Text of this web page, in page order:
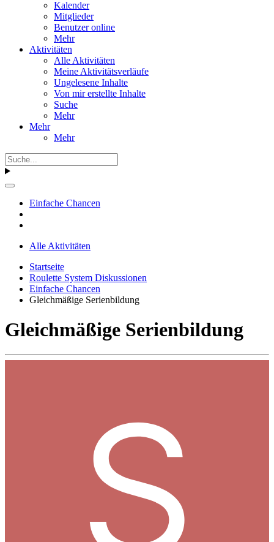
Kalender
Mitglieder
Benutzer online
Mehr
Aktivitäten
Alle Aktivitäten
Meine Aktivitätsverläufe
Ungelesene Inhalte
Von mir erstellte Inhalte
Suche
Mehr
Mehr
Mehr
Einfache Chancen
Alle Aktivitäten
Startseite
Roulette System Diskussionen
Einfache Chancen
Gleichmäßige Serienbildung
Gleichmäßige Serienbildung